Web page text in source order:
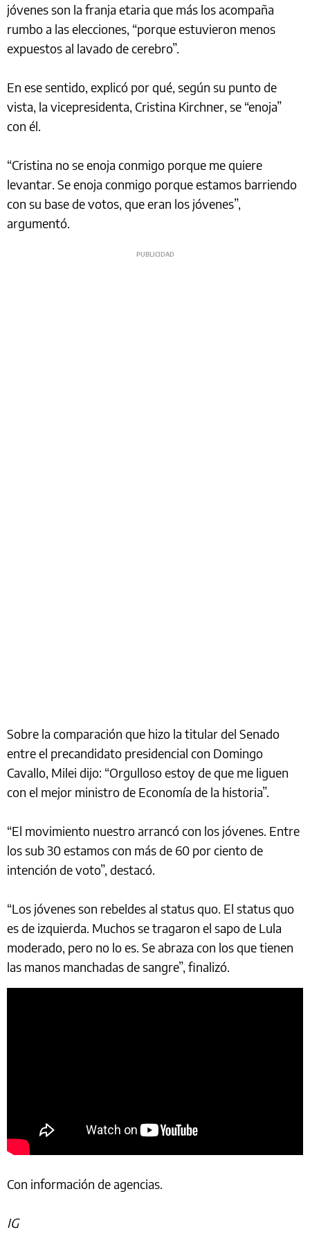
jóvenes son la franja etaria que más los acompaña
rumbo a las elecciones, “porque estuvieron menos
expuestos al lavado de cerebro”.
En ese sentido, explicó por qué, según su punto de
vista, la vicepresidenta, Cristina Kirchner, se “enoja”
con él.
“Cristina no se enoja conmigo porque me quiere
levantar. Se enoja conmigo porque estamos barriendo
con su base de votos, que eran los jóvenes”,
argumentó.
Sobre la comparación que hizo la titular del Senado
entre el precandidato presidencial con Domingo
Cavallo, Milei dijo: “Orgulloso estoy de que me liguen
con el mejor ministro de Economía de la historia”.
“El movimiento nuestro arrancó con los jóvenes. Entre
los sub 30 estamos con más de 60 por ciento de
intención de voto”, destacó.
“Los jóvenes son rebeldes al status quo. El status quo
es de izquierda. Muchos se tragaron el sapo de Lula
moderado, pero no lo es. Se abraza con los que tienen
las manos manchadas de sangre”, finalizó.
Con información de agencias.
IG